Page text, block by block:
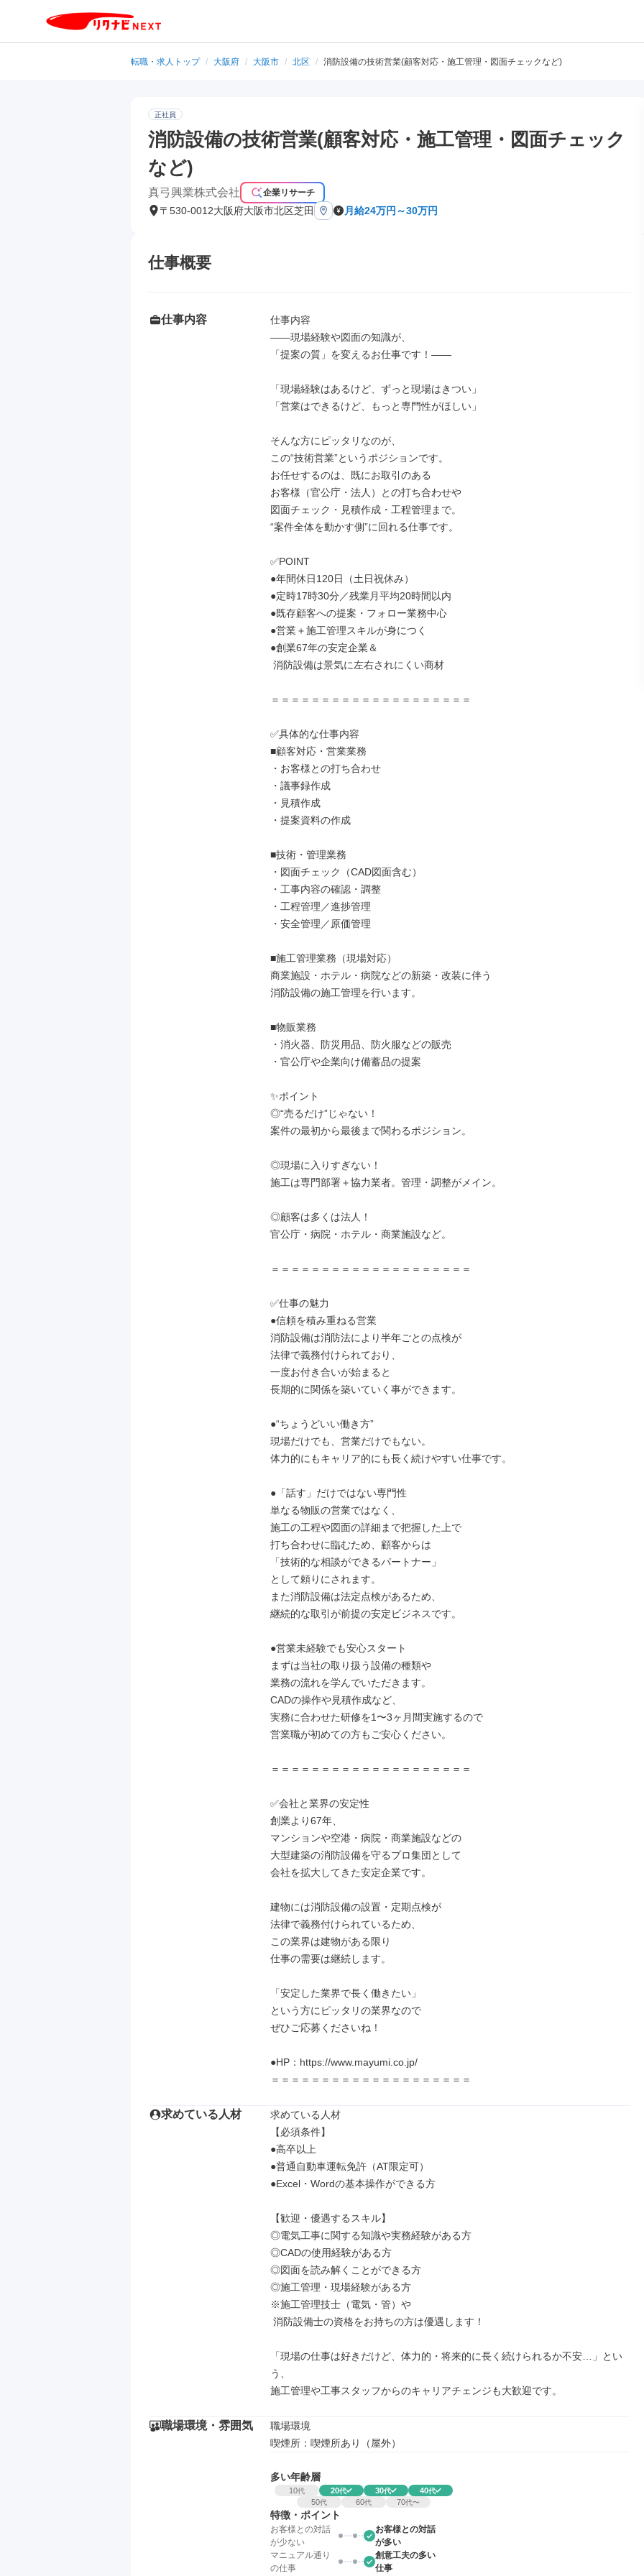
転職・求人トップ / 大阪府 / 大阪市 / 北区 / 消防設備の技術営業(顧客対応・施工管理・図面チェックなど)
正社員
消防設備の技術営業(顧客対応・施工管理・図面チェック
など)
真弓興業株式会社 企業リサーチ
〒530-0012大阪府大阪市北区芝田 月給24万円～30万円
仕事概要
仕事内容
仕事内容
――現場経験や図面の知識が、
「提案の質」を変えるお仕事です！――
「現場経験はあるけど、ずっと現場はきつい」
「営業はできるけど、もっと専門性がほしい」
そんな方にピッタリなのが、
この“技術営業”というポジションです。
お任せするのは、既にお取引のある
お客様（官公庁・法人）との打ち合わせや
図面チェック・見積作成・工程管理まで。
“案件全体を動かす側”に回れる仕事です。
✅POINT
●年間休日120日（土日祝休み）
●定時17時30分／残業月平均20時間以内
●既存顧客への提案・フォロー業務中心
●営業＋施工管理スキルが身につく
●創業67年の安定企業＆
＝＝＝＝＝＝＝＝＝＝＝＝＝＝＝＝＝＝＝＝
✅具体的な仕事内容
■顧客対応・営業業務
・お客様との打ち合わせ
・議事録作成
・見積作成
・提案資料の作成
■技術・管理業務
・図面チェック（CAD図面含む）
・工事内容の確認・調整
・工程管理／進捗管理
・安全管理／原価管理
■施工管理業務（現場対応）
商業施設・ホテル・病院などの新築・改装に伴う
消防設備の施工管理を行います。
■物販業務
・消火器、防災用品、防火服などの販売
・官公庁や企業向け備蓄品の提案
✨ポイント
◎“売るだけ”じゃない！
案件の最初から最後まで関わるポジション。
◎現場に入りすぎない！
施工は専門部署＋協力業者。管理・調整がメイン。
◎顧客は多くは法人！
官公庁・病院・ホテル・商業施設など。
＝＝＝＝＝＝＝＝＝＝＝＝＝＝＝＝＝＝＝＝
✅仕事の魅力
●信頼を積み重ねる営業
消防設備は消防法により半年ごとの点検が
法律で義務付けられており、
一度お付き合いが始まると
長期的に関係を築いていく事ができます。
●“ちょうどいい働き方”
現場だけでも、営業だけでもない。
体力的にもキャリア的にも長く続けやすい仕事です。
●「話す」だけではない専門性
単なる物販の営業ではなく、
施工の工程や図面の詳細まで把握した上で
打ち合わせに臨むため、顧客からは
「技術的な相談ができるパートナー」
として頼りにされます。
また消防設備は法定点検があるため、
継続的な取引が前提の安定ビジネスです。
●営業未経験でも安心スタート
まずは当社の取り扱う設備の種類や
業務の流れを学んでいただきます。
CADの操作や見積作成など、
実務に合わせた研修を1〜3ヶ月間実施するので
営業職が初めての方もご安心ください。
＝＝＝＝＝＝＝＝＝＝＝＝＝＝＝＝＝＝＝＝
✅会社と業界の安定性
創業より67年、
マンションや空港・病院・商業施設などの
大型建築の消防設備を守るプロ集団として
会社を拡大してきた安定企業です。
建物には消防設備の設置・定期点検が
法律で義務付けられているため、
この業界は建物がある限り
仕事の需要は継続します。
「安定した業界で長く働きたい」
という方にピッタリの業界なので
ぜひご応募くださいね！
●HP：https://www.mayumi.co.jp/
＝＝＝＝＝＝＝＝＝＝＝＝＝＝＝＝＝＝＝＝
求めている人材
求めている人材
【必須条件】
●高卒以上
●普通自動車運転免許（AT限定可）
●Excel・Wordの基本操作ができる方
【歓迎・優遇するスキル】
◎電気工事に関する知識や実務経験がある方
◎CADの使用経験がある方
◎図面を読み解くことができる方
◎施工管理・現場経験がある方
※施工管理技士（電気・管）や
「現場の仕事は好きだけど、体力的・将来的に長く続けられるか不安…」とい
う、
施工管理や工事スタッフからのキャリアチェンジも大歓迎です。
職場環境・雰囲気
職場環境
喫煙所：喫煙所あり（屋外）
多い年齢層
10代 20代 30代 40代
50代 60代 70代〜
特徴・ポイント
お客様との対話
が少ない
お客様との対話
が多い
マニュアル通り
の仕事
創意工夫の多い
仕事